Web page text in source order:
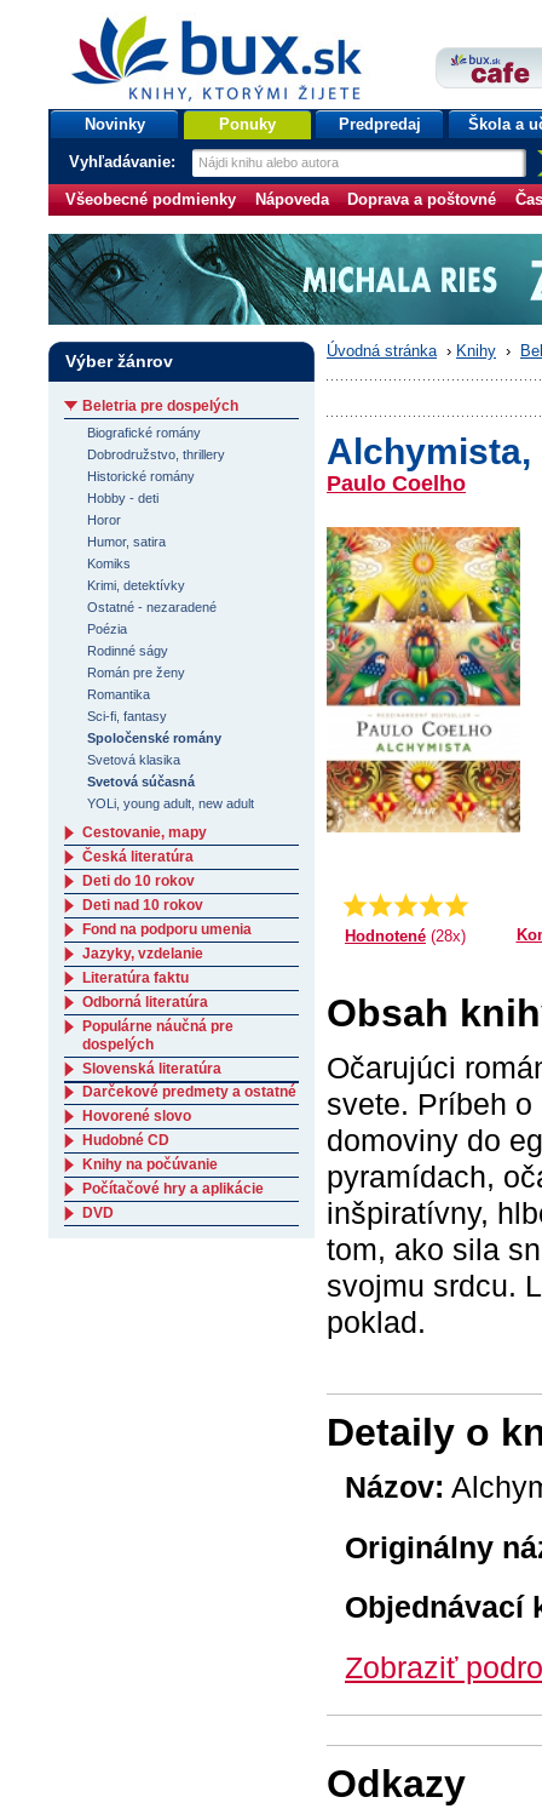
bux.sk
knihy, ktorými žijete
Úvodná stránka
Novinky Ponuky Predpredaj Škola a
Vyhľadávanie:
Všeobecné podmienky Nápoveda Doprava a poštovné
Úvodná stránka › Knihy ›
Alchymista,
Paulo Coelho
Priemer:
4.92857142857143
Hodnotené (28x)
Obsah
Očarujúci
svete. Príbeh
domoviny do
pyramídach,
inšpiratívny,
tom, ako sila
svojmu srdcu.
poklad.
Detaily o
Názov:
Originálny
Objednávací
Zobraziť
Odkazy
Výber žánrov
Beletria pre dospelých
Biografické romány
Dobrodružstvo, thrillery
Historické romány
Hobby - deti
Horor
Humor, satira
Komiks
Krimi, detektívky
Ostatné - nezaradené
Poézia
Rodinné ságy
Román pre ženy
Romantika
Sci-fi, fantasy
Spoločenské romány
Svetová klasika
Svetová súčasná
YOLi, young adult, new adult
Cestovanie, mapy
Česká literatúra
Deti do 10 rokov
Deti nad 10 rokov
Fond na podporu umenia
Jazyky, vzdelanie
Literatúra faktu
Odborná literatúra
Populárne náučná pre
dospelých
Slovenská literatúra
Darčekové predmety a ostatné
Hovorené slovo
Hudobné CD
Knihy na počúvanie
Počítačové hry a aplikácie
DVD